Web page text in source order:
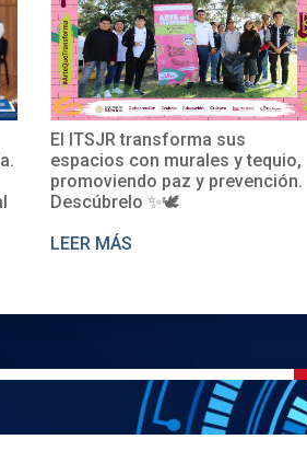
El TecNM San Juan del Río
impulsa su internacionalización
con la participación de la Mtra.
Rosalío en un curso de